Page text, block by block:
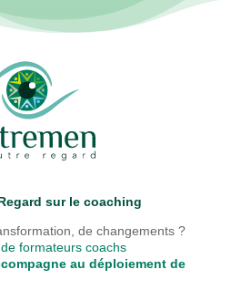
sur le coaching
de changements ?
de formateurs coachs
au déploiement de